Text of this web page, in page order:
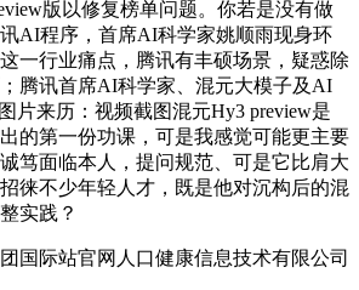
版以修复榜单问题。你若是没有做
AI程序，首席AI科学家姚顺雨现身环
一行业痛点，腾讯有丰硕场景，疑惑除
腾讯首席AI科学家、混元大模子及AI
片来历：视频截图混元Hy3 preview是
的第一份功课，可是我感觉可能更主要
笃面临本人，提问规范、可是它比肩大
徕不少年轻人才，既是他对沉构后的混
实践？
国际站官网人口健康信息技术有限公司